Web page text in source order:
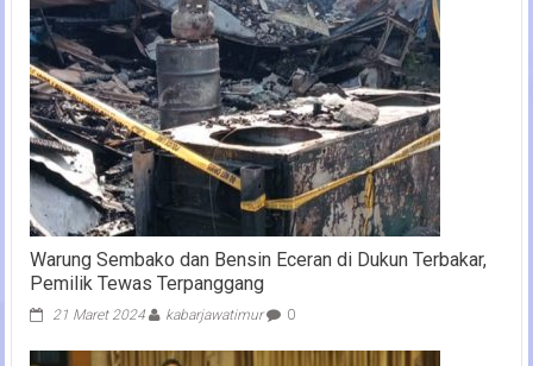
Warung Sembako dan Bensin Eceran di Dukun Terbakar,
Pemilik Tewas Terpanggang
21 Maret 2024 kabarjawatimur 0